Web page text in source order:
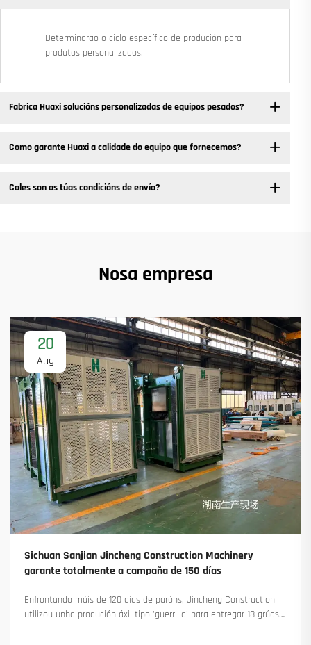
Determinarao o ciclo específico de produción para
produtos personalizados.
Fabrica Huaxi solucións personalizadas de equipos pesados? ​
Como garante Huaxi a calidade do equipo que fornecemos?
Cales son as túas condicións de envío?
Nosa empresa
20
Aug
Sichuan Sanjian Jincheng Construction Machinery
garante totalmente a campaña de 150 días
Enfrontando máis de 120 días de paróns, Jincheng Construction
utilizou unha produción áxil tipo 'guerrilla' para entregar 18 grúas